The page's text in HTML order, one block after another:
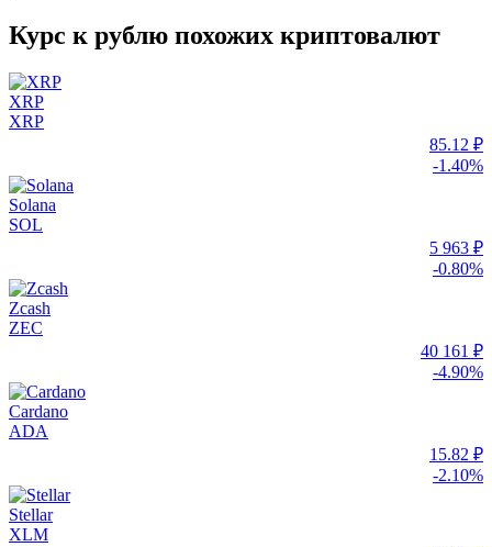
Курс к рублю похожих криптовалют
XRP
XRP
85.12 ₽
-1.40%
Solana
SOL
5 963 ₽
-0.80%
Zcash
ZEC
40 161 ₽
-4.90%
Cardano
ADA
15.82 ₽
-2.10%
Stellar
XLM